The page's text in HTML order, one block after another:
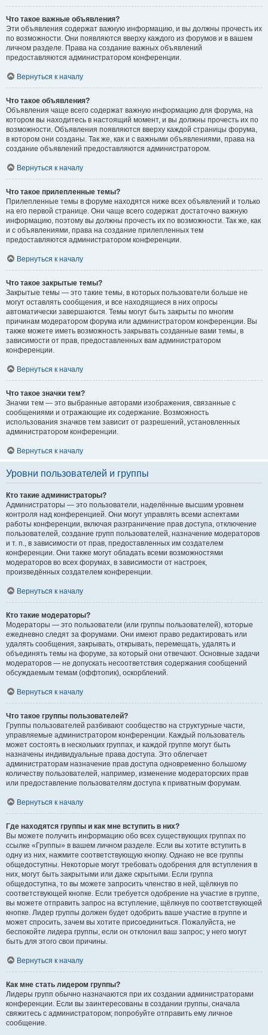
Что такое важные объявления?
Эти объявления содержат важную информацию, и вы должны прочесть их
по возможности. Они появляются вверху каждого из форумов и в вашем
личном разделе. Права на создание важных объявлений
предоставляются администратором конференции.
Вернуться к началу
Что такое объявления?
Объявления чаще всего содержат важную информацию для форума, на
котором вы находитесь в настоящий момент, и вы должны прочесть их по
возможности. Объявления появляются вверху каждой страницы форума,
в котором они созданы. Так же, как и с важными объявлениями, права на
создание объявлений предоставляются администратором.
Вернуться к началу
Что такое прилепленные темы?
Прилепленные темы в форуме находятся ниже всех объявлений и только
на его первой странице. Они чаще всего содержат достаточно важную
информацию, поэтому вы должны прочесть их по возможности. Так же, как
и с объявлениями, права на создание прилепленных тем
предоставляются администратором конференции.
Вернуться к началу
Что такое закрытые темы?
Закрытые темы — это такие темы, в которых пользователи больше не
могут оставлять сообщения, и все находящиеся в них опросы
автоматически завершаются. Темы могут быть закрыты по многим
причинам модератором форума или администратором конференции. Вы
также можете иметь возможность закрывать созданные вами темы, в
зависимости от прав, предоставленных вам администратором
конференции.
Вернуться к началу
Что такое значки тем?
Значки тем — это выбранные авторами изображения, связанные с
сообщениями и отражающие их содержание. Возможность
использования значков тем зависит от разрешений, установленных
администратором конференции.
Вернуться к началу
Уровни пользователей и группы
Кто такие администраторы?
Администраторы — это пользователи, наделённые высшим уровнем
контроля над конференцией. Они могут управлять всеми аспектами
работы конференции, включая разграничение прав доступа, отключение
пользователей, создание групп пользователей, назначение модераторов
и т. п., в зависимости от прав, предоставленных им создателем
конференции. Они также могут обладать всеми возможностями
модераторов во всех форумах, в зависимости от настроек,
произведённых создателем конференции.
Вернуться к началу
Кто такие модераторы?
Модераторы — это пользователи (или группы пользователей), которые
ежедневно следят за форумами. Они имеют право редактировать или
удалять сообщения, закрывать, открывать, перемещать, удалять и
объединять темы на форуме, за который они отвечают. Основные задачи
модераторов — не допускать несоответствия содержания сообщений
обсуждаемым темам (оффтопик), оскорблений.
Вернуться к началу
Что такое группы пользователей?
Группы пользователей разбивают сообщество на структурные части,
управляемые администратором конференции. Каждый пользователь
может состоять в нескольких группах, и каждой группе могут быть
назначены индивидуальные права доступа. Это облегчает
администраторам назначение прав доступа одновременно большому
количеству пользователей, например, изменение модераторских прав
или предоставление пользователям доступа к приватным форумам.
Вернуться к началу
Где находятся группы и как мне вступить в них?
Вы можете получить информацию обо всех существующих группах по
ссылке «Группы» в вашем личном разделе. Если вы хотите вступить в
одну из них, нажмите соответствующую кнопку. Однако не все группы
общедоступны. Некоторые могут требовать одобрения для вступления в
них, могут быть закрытыми или даже скрытыми. Если группа
общедоступна, то вы можете запросить членство в ней, щёлкнув по
соответствующей кнопке. Если требуется одобрение на участие в группе,
вы можете отправить запрос на вступление, щёлкнув по соответствующей
кнопке. Лидер группы должен будет одобрить ваше участие в группе и
может спросить, зачем вы хотите присоединиться. Пожалуйста, не
беспокойте лидера группы, если он отклонил ваш запрос; у него могут
быть для этого свои причины.
Вернуться к началу
Как мне стать лидером группы?
Лидеры групп обычно назначаются при их создании администраторами
конференции. Если вы заинтересованы в создании группы, сначала
свяжитесь с администратором; попробуйте отправить ему личное
сообщение.